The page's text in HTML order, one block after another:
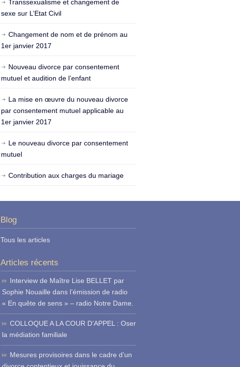
Transsexualisme et changement de
sexe sur L’Etat Civil
Changement de nom et de prénom au
1er janvier 2017
Nouveau divorce par consentement
mutuel et audition de l’enfant
La mise en œuvre du nouveau divorce
par consentement mutuel applicable au
1er janvier 2017
Le nouveau divorce par consentement
mutuel
Contribution aux charges du mariage
Blog
Tous les articles
Articles récents
Interview de Maître Lise BELLET par
Sophie Nouaille dans l’émission de radio
« En quête de sens » – radio Notre Dame.
COLLOQUE A LA COUR D’APPEL : Oser
la médiation familiale
Mesures provisoires dans le cadre d’un